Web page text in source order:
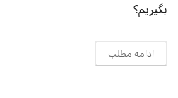
بگیریم؟
ادامه مطلب